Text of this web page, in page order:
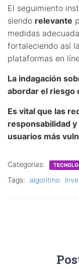
El seguimiento
siendo relevante
medidas
fortaleciendo así
plataformas en
La indagación
abordar el riesgo
Es vital que las
responsabilidad
usuarios más
Categorias:
Tags: algoritmo